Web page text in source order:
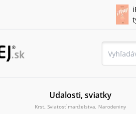
Udalosti, sviatky
Krst, Sviatosť manželstva, Narodeniny